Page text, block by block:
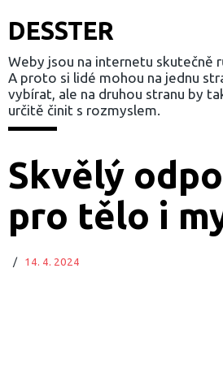
DESSTER
Weby jsou na internetu skutečně
A proto si lidé mohou na jednu
vybírat, ale na druhou stranu by
určitě činit s rozmyslem.
Skip
to
content
Skvělý
pro tělo i
/ 14. 4. 2024